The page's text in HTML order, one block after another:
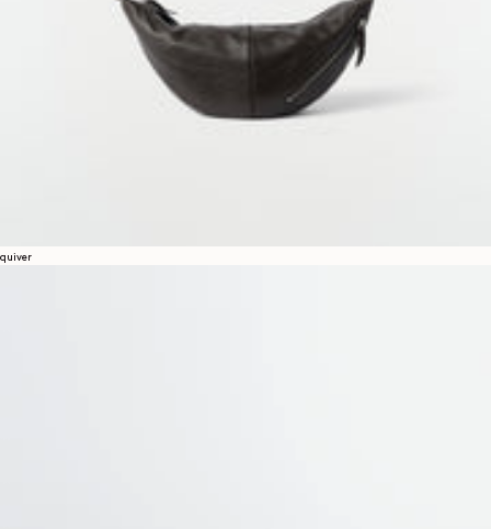
quiver